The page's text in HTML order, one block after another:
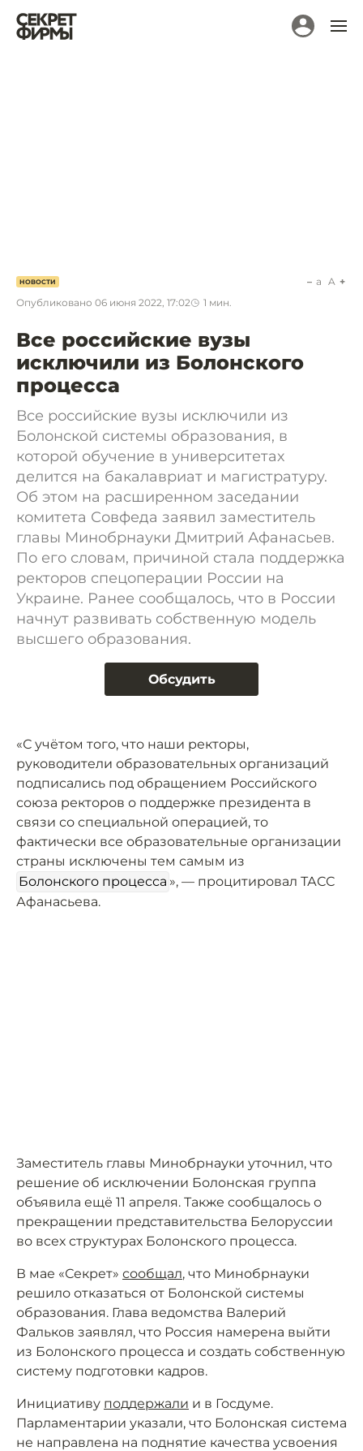
НОВОСТИ
Опубликовано 06 июня 2022, 17:02 1 мин.
a A
Все российские вузы
исключили из Болонского
процесса
Все российские вузы исключили из
Болонской системы образования, в
которой обучение в университетах
делится на бакалавриат и магистратуру.
Об этом на расширенном заседании
комитета Совфеда заявил заместитель
главы Минобрнауки Дмитрий Афанасьев.
По его словам, причиной стала поддержка
ректоров спецоперации России на
Украине. Ранее сообщалось, что в России
начнут развивать собственную модель
высшего образования.
Обсудить
«С учётом того, что наши ректоры,
руководители образовательных организаций
подписались под обращением Российского
союза ректоров о поддержке президента в
связи со специальной операцией, то
фактически все образовательные организации
страны исключены тем самым из
Болонского процесса », — процитировал ТАСС
Афанасьева.
Заместитель главы Минобрнауки уточнил, что
решение об исключении Болонская группа
объявила ещё 11 апреля. Также сообщалось о
прекращении представительства Белоруссии
во всех структурах Болонского процесса.
В мае «Секрет» сообщал, что Минобрнауки
решило отказаться от Болонской системы
образования. Глава ведомства Валерий
Фальков заявлял, что Россия намерена выйти
из Болонского процесса и создать собственную
систему подготовки кадров.
Инициативу поддержали и в Госдуме.
Парламентарии указали, что Болонская система
не направлена на поднятие качества усвоения